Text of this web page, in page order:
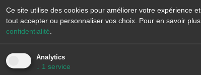
Ce site utilise des cookies pour améliorer votre expérience
tout accepter ou personnaliser vos choix. Pour en savoir
confidentialité
Analytics
↓ 1 service